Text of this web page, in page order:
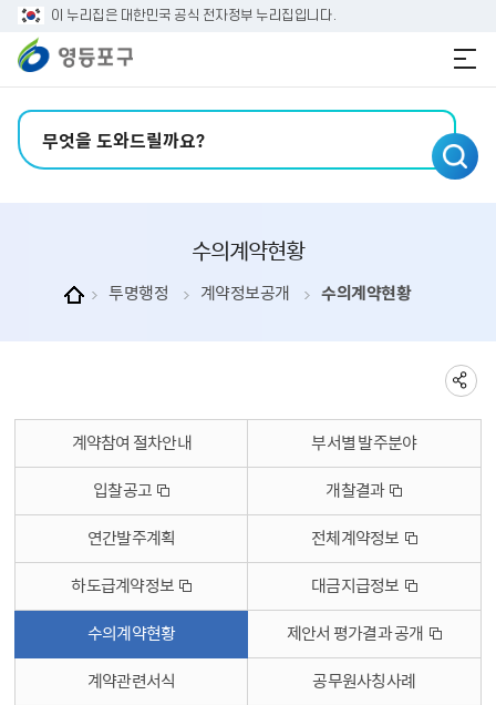
본문 바로가기
주메뉴 바로가기
이 누리집은 대한민국 공식 전자정부 누리집입니다.
수의계약현황
투명행정 계약정보공개 수의계약현황
계약참여 절차안내
부서별 발주분야
입찰공고
개찰결과
연간발주계획
전체계약정보
하도급계약정보
대금지급정보
수의계약현황
제안서 평가결과 공개
계약관련서식
공무원사칭사례